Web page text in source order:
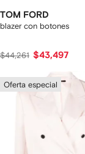
TOM FORD
blazer con botones
$44,261 $43,497
Oferta especial